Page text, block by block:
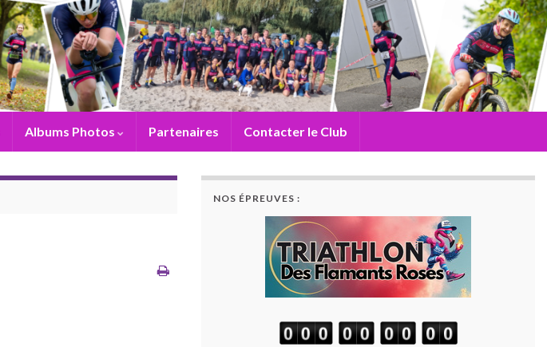
Albums Photos Partenaires Contacter le Club
NOS ÉPREUVES :